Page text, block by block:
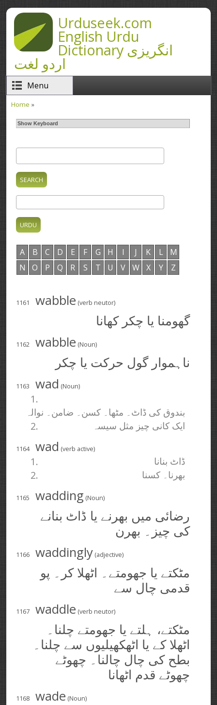
Skip to main contentUrduseek.com
English Urdu
Dictionary انگریزی
اردو لغت
Menu
Home »
Show Keyboard
A B C D E F G H I J K L
M
N
O P Q R S T U V W X Y Z
1161 wabble (verb neutor)
گھومنا یا چکر کھانا
1162 wabble (Noun)
ناہموار گول حرکت یا چکر
1163 wad (Noun)
1.
بندوق کی ڈاٹ۔ مٹھا۔ کسن۔ ضامن۔ نوالہ
2. ایک کانی چیز مثل سیسہ
1164 wad (verb active)
1. ڈاٹ بنانا
2. بھرنا۔ کسنا
1165 wadding (Noun)
رضائی میں بھرنے یا ڈاٹ بنانے
کی چیز۔ بھرن
1166 waddingly (adjective)
مٹکتے یا جھومتے۔ اٹھلا کر۔ پو
قدمی چال سے
1167 waddle (verb neutor)
مٹکتے، ہلتے یا جھومتے چلنا۔
اٹھلا کے یا اٹھکھیلیوں سے چلنا۔
بطح کی چال چالنا۔ چھوٹے
چھوٹے قدم اٹھانا
1168 wade (Noun)